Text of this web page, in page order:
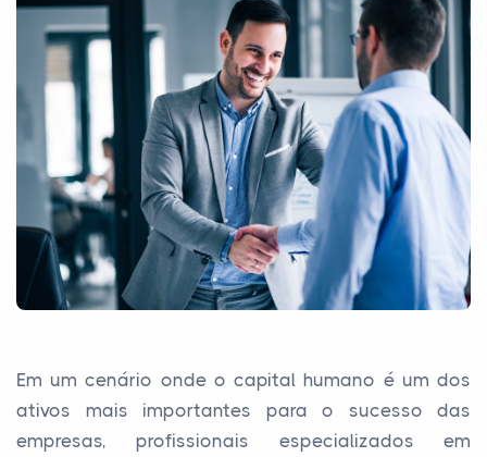
Em um cenário onde o capital humano é um dos
ativos mais importantes para o sucesso das
empresas, profissionais especializados em